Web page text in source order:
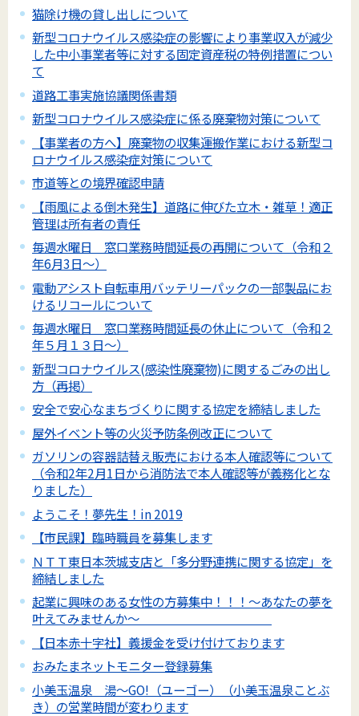
猫除け機の貸し出しについて
新型コロナウイルス感染症の影響により事業収入が減少
した中小事業者等に対する固定資産税の特例措置につい
て
道路工事実施協議関係書類
新型コロナウイルス感染症に係る廃棄物対策について
【事業者の方へ】廃棄物の収集運搬作業における新型コ
ロナウイルス感染症対策について
市道等との境界確認申請
【雨風による倒木発生】道路に伸びた立木・雑草！適正
管理は所有者の責任
毎週水曜日 窓口業務時間延長の再開について（令和２
年6月3日～）
電動アシスト自転車用バッテリーパックの一部製品にお
けるリコールについて
毎週水曜日 窓口業務時間延長の休止について（令和２
年５月１３日～）
新型コロナウイルス(感染性廃棄物)に関するごみの出し
方（再掲）
安全で安心なまちづくりに関する協定を締結しました
屋外イベント等の火災予防条例改正について
ガソリンの容器詰替え販売における本人確認等について
（令和2年2月1日から消防法で本人確認等が義務化とな
りました）
ようこそ！夢先生！in 2019
【市民課】臨時職員を募集します
ＮＴＴ東日本茨城支店と「多分野連携に関する協定」を
締結しました
起業に興味のある女性の方募集中！！！～あなたの夢を
叶えてみませんか～
【日本赤十字社】義援金を受け付けております
おみたまネットモニター登録募集
小美玉温泉 湯～GO!（ユーゴー）（小美玉温泉ことぶ
き）の営業時間が変わります